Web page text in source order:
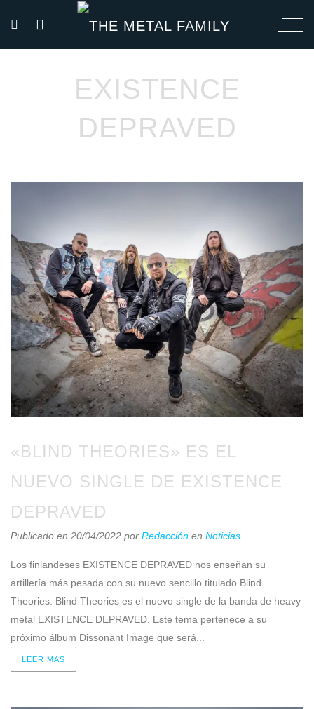
EXISTENCE
DEPRAVED
«BLIND THEORIES» ES EL
NUEVO SINGLE DE EXISTENCE
DEPRAVED
Publicado en 20/04/2022 por Redacción en Noticias
Los finlandeses EXISTENCE DEPRAVED nos enseñan su
artillería más pesada con su nuevo sencillo titulado Blind
Theories. Blind Theories es el nuevo single de la banda de heavy
metal EXISTENCE DEPRAVED. Este tema pertenece a su
próximo álbum Dissonant Image que será...
LEER MAS